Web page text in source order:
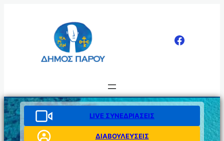
LIVE ΣΥΝΕΔΡΙΑΣΕΙΣ
ΔΙΑΒΟΥΛΕΥΣΕΙΣ